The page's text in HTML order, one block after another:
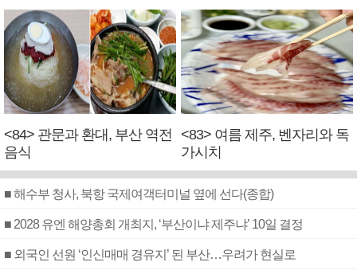
<84> 관문과 환대, 부산 역전
음식
<83> 여름 제주, 벤자리와 독
가시치
■ 해수부 청사, 북항 국제여객터미널 옆에 선다(종합)
■ 2028 유엔 해양총회 개최지, ‘부산이냐 제주냐’ 10일 결정
■ 외국인 선원 ‘인신매매 경유지’ 된 부산…우려가 현실로